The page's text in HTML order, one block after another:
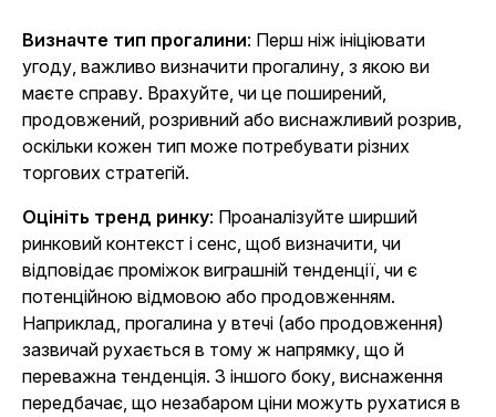
Визначте тип прогалини: Перш ніж ініціювати
угоду, важливо визначити прогалину, з якою ви
маєте справу. Врахуйте, чи це поширений,
продовжений, розривний або виснажливий розрив,
оскільки кожен тип може потребувати різних
торгових стратегій.
Оцініть тренд ринку: Проаналізуйте ширший
ринковий контекст і сенс, щоб визначити, чи
відповідає проміжок виграшній тенденції, чи є
потенційною відмовою або продовженням.
Наприклад, прогалина у втечі (або продовження)
зазвичай рухається в тому ж напрямку, що й
переважна тенденція. З іншого боку, виснаження
передбачає, що незабаром ціни можуть рухатися в